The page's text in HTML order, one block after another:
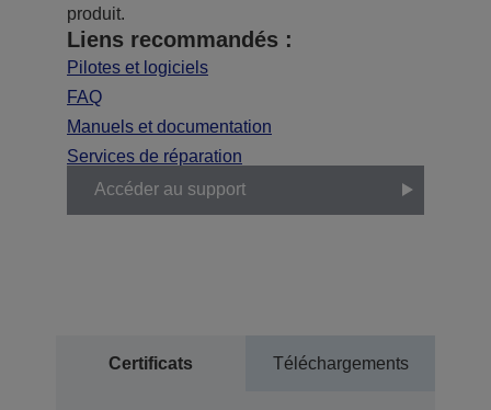
produit.
Liens recommandés :
Pilotes et logiciels
FAQ
Manuels et documentation
Services de réparation
Accéder au support
Certificats Téléchargements